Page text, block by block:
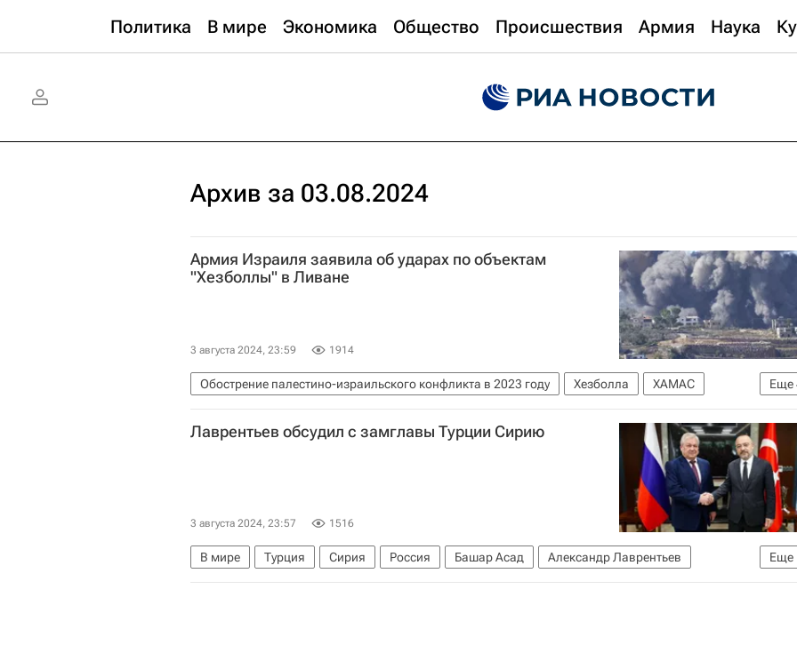
Политика В мире Экономика Общество Происшествия Армия Наука
Архив за 03.08.2024
Армия Израиля заявила об ударах по объектам
"Хезболлы" в Ливане
3 августа 2024, 23:59 1914
Еще
Обострение палестино-израильского конфликта в 2023 году Хезболла
ХАМАС
Рафах (провинция)
Израиль В мире Ливан
Лаврентьев обсудил с замглавы Турции Сирию
3 августа 2024, 23:57 1516
Еще
В мире Турция Сирия Россия Башар Асад
Александр Лаврентьев
Хакан Фидан